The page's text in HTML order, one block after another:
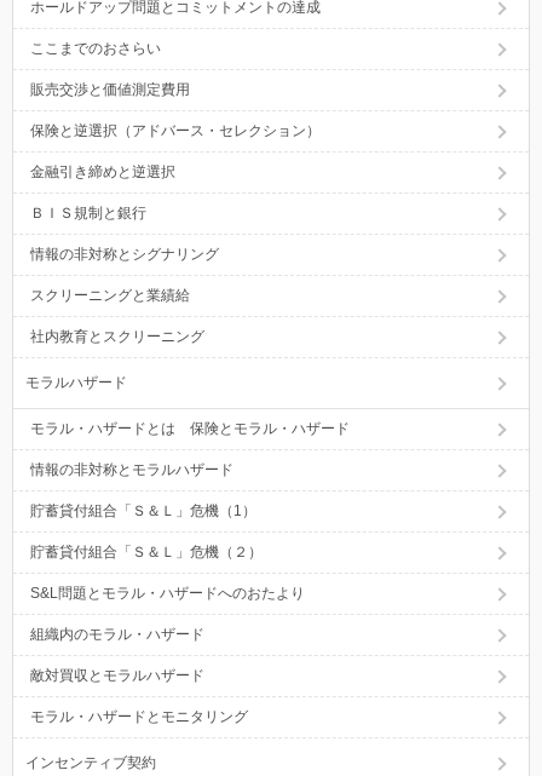
ホールドアップ問題とコミットメントの達成
ここまでのおさらい
販売交渉と価値測定費用
保険と逆選択（アドバース・セレクション）
金融引き締めと逆選択
ＢＩＳ規制と銀行
情報の非対称とシグナリング
スクリーニングと業績給
社内教育とスクリーニング
モラルハザード
モラル・ハザードとは 保険とモラル・ハザード
情報の非対称とモラルハザード
貯蓄貸付組合「Ｓ＆Ｌ」危機（1）
貯蓄貸付組合「Ｓ＆Ｌ」危機（２）
S&L問題とモラル・ハザードへのおたより
組織内のモラル・ハザード
敵対買収とモラルハザード
モラル・ハザードとモニタリング
インセンティブ契約